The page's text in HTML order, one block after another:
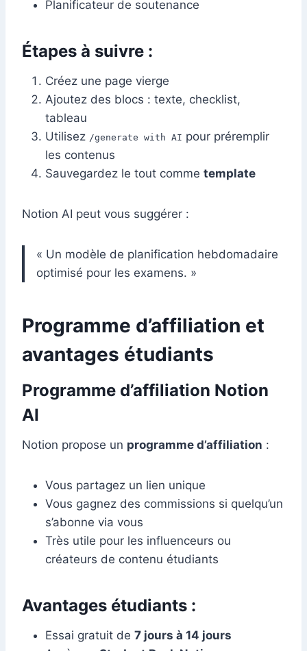
Planificateur de soutenance
Étapes à suivre :
Créez une page vierge
Ajoutez des blocs : texte, checklist,
tableau
Utilisez /generate with AI pour préremplir
les contenus
Sauvegardez le tout comme template
Notion AI peut vous suggérer :
« Un modèle de planification hebdomadaire
optimisé pour les examens. »
Programme d’affiliation et
avantages étudiants
Programme d’affiliation Notion
AI
Notion propose un programme d’affiliation :
Vous partagez un lien unique
Vous gagnez des commissions si quelqu’un
s’abonne via vous
Très utile pour les influenceurs ou
créateurs de contenu étudiants
Avantages étudiants :
Essai gratuit de 7 jours à 14 jours